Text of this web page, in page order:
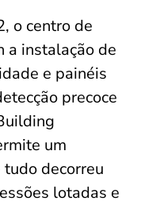
o centro de
a instalação de
e painéis
precoce
um
decorreu
lotadas e